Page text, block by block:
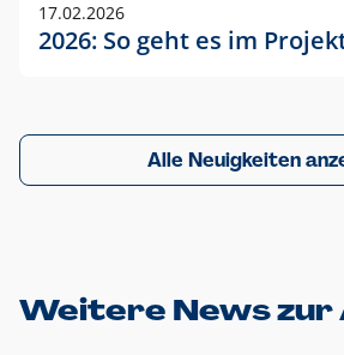
17.02.2026
2026: So geht es im
Alle Neuigkeiten
Weitere News zur